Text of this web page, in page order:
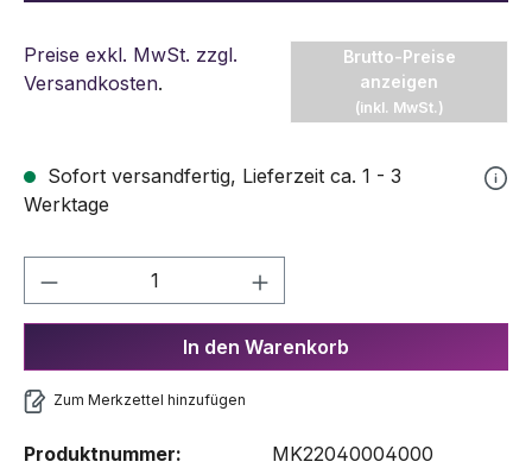
Preise exkl. MwSt. zzgl.
Versandkosten.
Brutto-Preise
anzeigen
(inkl. MwSt.)
Sofort versandfertig, Lieferzeit ca. 1 - 3
Werktage
Produkt Anzahl: Gib den
In den Warenkorb
Zum Merkzettel hinzufügen
Produktnummer:
MK22040004000